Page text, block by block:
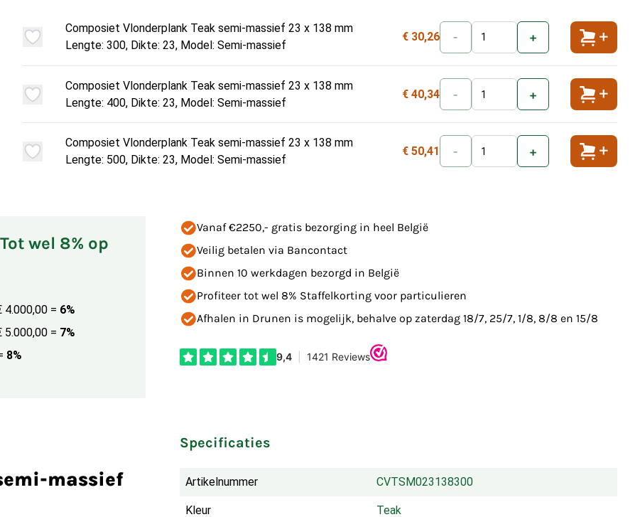
Composiet Vlonderplank Teak semi-massief 23 x 138 mm
Lengte: 300, Dikte: 23, Model: Semi-massief
€ 30,26 - +
Composiet Vlonderplank Teak semi-massief 23 x 138 mm
Lengte: 400, Dikte: 23, Model: Semi-massief
€ 40,34 - +
Composiet Vlonderplank Teak semi-massief 23 x 138 mm
Lengte: 500, Dikte: 23, Model: Semi-massief
€ 50,41 - +
wel 8% op
4.000,00 = 6%
5.000,00 = 7%
8%
Vanaf €2250,- gratis bezorging in heel België
Veilig betalen via Bancontact
Binnen 10 werkdagen bezorgd in België
Profiteer tot wel 8% Staffelkorting voor particulieren
Afhalen in Drunen is mogelijk, behalve op zaterdag 18/7, 25/7, 1/8, 8/8 en 15/8
massief
Specificaties
Artikelnummer CVTSM023138300
Kleur Teak